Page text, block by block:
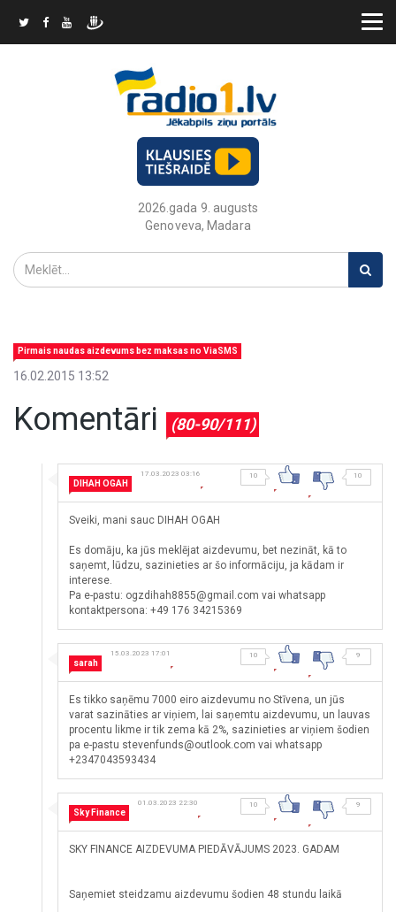
2026.gada 9. augusts
Genoveva, Madara
Pirmais naudas aizdevums bez maksas no ViaSMS
16.02.2015 13:52
Komentāri (80-90/111)
DIHAH OGAH
17.03.2023 03:16 10 10
Sveiki, mani sauc DIHAH OGAH
Es domāju, ka jūs meklējat aizdevumu, bet nezināt, kā to
saņemt, lūdzu, sazinieties ar šo informāciju, ja kādam ir
interese.
Pa e-pastu: ogzdihah8855@gmail.com vai whatsapp
kontaktpersona: +49 176 34215369
sarah
15.03.2023 17:01 10 9
Es tikko saņēmu 7000 eiro aizdevumu no Stīvena, un jūs
varat sazināties ar viņiem, lai saņemtu aizdevumu, un lauvas
procentu likme ir tik zema kā 2%, sazinieties ar viņiem šodien
pa e-pastu stevenfunds@outlook.com vai whatsapp
+2347043593434
Sky Finance
01.03.2023 22:30 10 9
SKY FINANCE AIZDEVUMA PIEDĀVĀJUMS 2023. GADAM
Saņemiet steidzamu aizdevumu šodien 48 stundu laikā